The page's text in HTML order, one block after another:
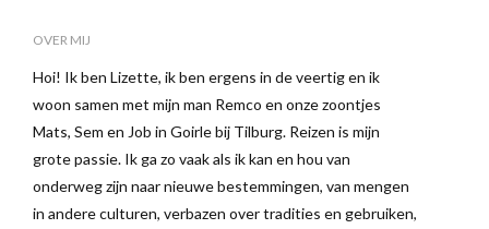
OVER MIJ
Hoi! Ik ben Lizette, ik ben ergens in de veertig en ik
woon samen met mijn man Remco en onze zoontjes
Mats, Sem en Job in Goirle bij Tilburg. Reizen is mijn
grote passie. Ik ga zo vaak als ik kan en hou van
onderweg zijn naar nieuwe bestemmingen, van mengen
in andere culturen, verbazen over tradities en gebruiken,